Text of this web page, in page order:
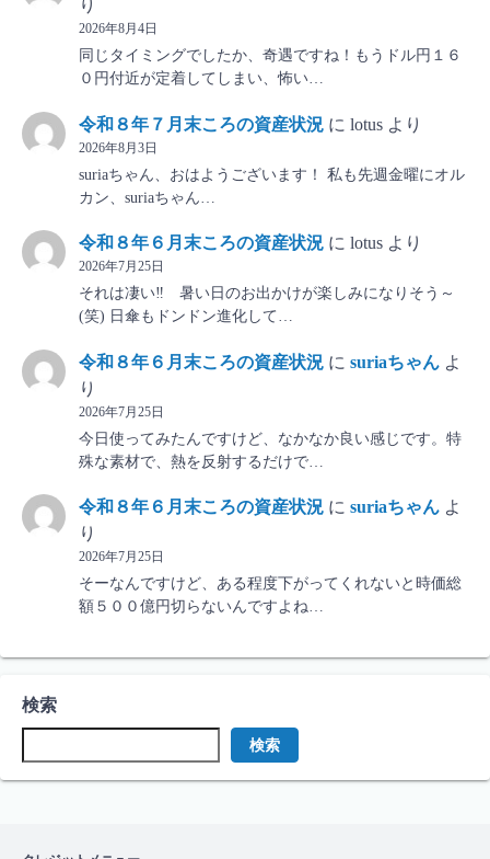
り
2026年8月4日
同じタイミングでしたか、奇遇ですね！もうドル円１６
０円付近が定着してしまい、怖い…
令和８年７月末ころの資産状況 に lotus より
2026年8月3日
suriaちゃん、おはようございます！ 私も先週金曜にオル
カン、suriaちゃん…
令和８年６月末ころの資産状況 に lotus より
2026年7月25日
それは凄い‼ 暑い日のお出かけが楽しみになりそう～
(笑) 日傘もドンドン進化して…
令和８年６月末ころの資産状況 に suriaちゃん よ
り
2026年7月25日
今日使ってみたんですけど、なかなか良い感じです。特
殊な素材で、熱を反射するだけで…
令和８年６月末ころの資産状況 に suriaちゃん よ
り
2026年7月25日
そーなんですけど、ある程度下がってくれないと時価総
額５００億円切らないんですよね…
検索
検索